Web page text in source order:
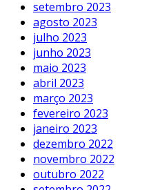
setembro 2023
agosto 2023
julho 2023
junho 2023
maio 2023
abril 2023
março 2023
fevereiro 2023
janeiro 2023
dezembro 2022
novembro 2022
outubro 2022